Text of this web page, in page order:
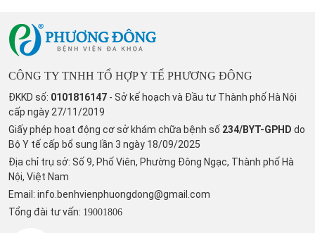
CÔNG TY TNHH TỔ HỢP Y TẾ PHƯƠNG ĐÔNG
ĐKKD số: 0101816147 - Sở kế hoạch và Đầu tư Thành phố Hà Nội
cấp ngày 27/11/2019
Giấy phép hoạt động cơ sở khám chữa bệnh số 234/BYT-GPHD do
Bộ Y tế cấp bổ sung lần 3 ngày 18/09/2025
Địa chỉ trụ sở: Số 9, Phố Viên, Phường Đông Ngạc, Thành phố Hà
Nội, Việt Nam
Email: info.benhvienphuongdong@gmail.com
Tổng đài tư vấn: 19001806